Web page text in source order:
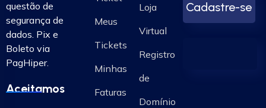
questão de
segurança de
dados. Pix e
Boleto via
PagHiper.
Aceitamos
Meus
Tickets
Minhas
Faturas
Loja
Virtual
Registro
de
Domínio
Cadastre-se